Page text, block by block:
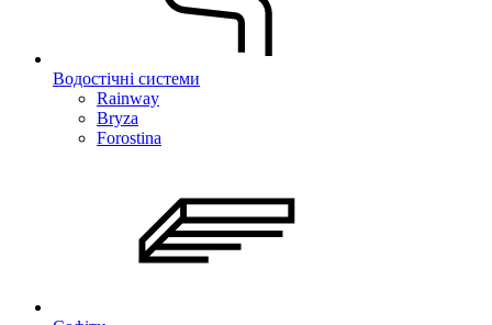
Водостічні системи
Rainway
Bryza
Forostina